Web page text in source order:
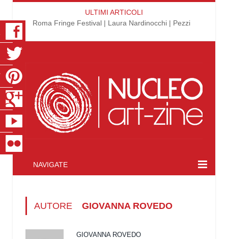
ULTIMI ARTICOLI
Roma Fringe Festival | Laura Nardinocchi | Pezzi
NAVIGATE
AUTORE GIOVANNA ROVEDO
GIOVANNA ROVEDO